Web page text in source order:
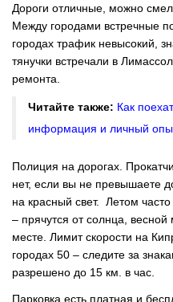
Дороги отличные, можно
Между городами встречные
городах трафик невысокий,
тянучки встречали в
ремонта.
Читайте также: Как
информация и личный
Полиция на дорогах.
нет, если вы не превышаете
на красный свет. Летом
– прячутся от солнца, весной
месте. Лимит скорости на
городах 50 – следите за
разрешено до 15 км. в час.
Парковка есть платная и